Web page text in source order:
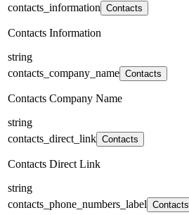
contacts_information Contacts
Contacts Information
string
contacts_company_name Contacts
Contacts Company Name
string
contacts_direct_link Contacts
Contacts Direct Link
string
contacts_phone_numbers_label Contacts